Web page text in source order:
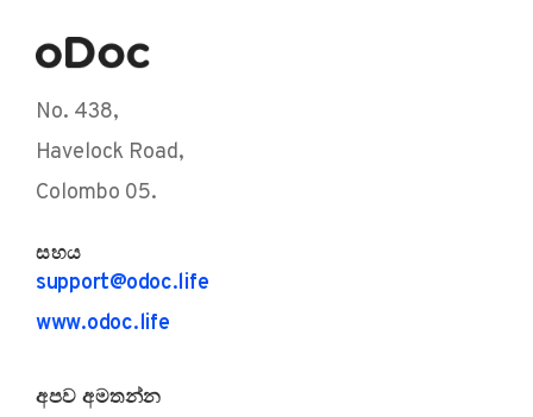
No. 438,
Havelock Road,
Colombo 05.
සහය
support@odoc.life
www.odoc.life
අපව අමතන්න